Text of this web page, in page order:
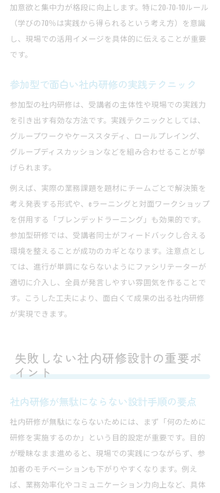
加意欲と集中力が格段に向上します。特に20-70-10ルール
（学びの70％は実践から得られるという考え方）を意識
し、現場での活用イメージを具体的に伝えることが重要
です。
参加型で面白い社内研修の実践テクニック
参加型の社内研修は、受講者の主体性や現場での実践力
を引き出す有効な方法です。実践テクニックとしては、
グループワークやケーススタディ、ロールプレイング、
グループディスカッションなどを組み合わせることが挙
げられます。
例えば、実際の業務課題を題材にチームごとで解決策を
考え発表する形式や、eラーニングと対面ワークショップ
を併用する「ブレンデッドラーニング」も効果的です。
参加型研修では、受講者同士がフィードバックし合える
環境を整えることが成功のカギとなります。注意点とし
ては、進行が単調にならないようにファシリテーターが
適切に介入し、全員が発言しやすい雰囲気を作ることで
す。こうした工夫により、面白くて成果の出る社内研修
が実現できます。
失敗しない社内研修設計の重要ポ
イント
社内研修が無駄にならない設計手順の要点
社内研修が無駄にならないためには、まず「何のために
研修を実施するのか」という目的設定が重要です。目的
が曖昧なまま進めると、現場での実践につながらず、参
加者のモチベーションも下がりやすくなります。例え
ば、業務効率化やコミュニケーション力向上など、具体